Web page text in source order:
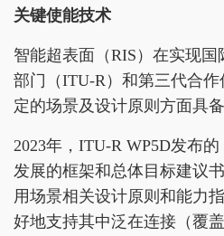
关键使能技术
智能超表面（RIS）在实现
部门（ITU-R）和第三代合作
定的场景及设计原则方面具备
2023年，ITU-R WP5D发布
发展的框架和总体目标建议
用场景相关设计原则和能力
好地支持其中泛在连接（覆